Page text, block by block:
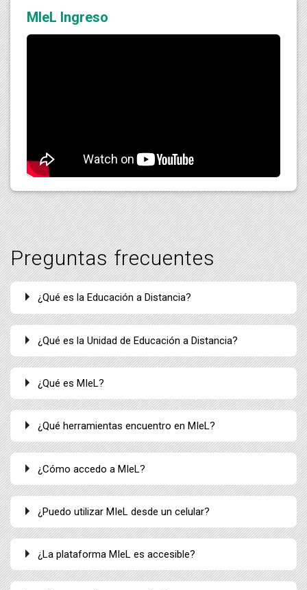
MIeL Ingreso
Preguntas frecuentes
¿Qué es la Educación a Distancia?
¿Qué es la Unidad de Educación a Distancia?
¿Qué es MIeL?
¿Qué herramientas encuentro en MIeL?
¿Cómo accedo a MIeL?
¿Puedo utilizar MIeL desde un celular?
¿La plataforma MIeL es accesible?